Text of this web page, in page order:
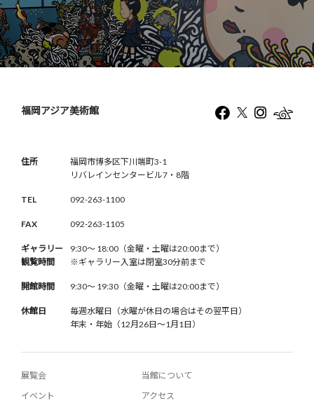
福岡アジア美術館
住所
福岡市博多区下川端町3-1
リバレインセンタービル7・8階
TEL 092-263-1100
FAX 092-263-1105
ギャラリー
観覧時間
9:30〜 18:00（金曜・土曜は20:00まで）
※ギャラリー入室は閉室30分前まで
開館時間 9:30〜 19:30（金曜・土曜は20:00まで）
休館日
毎週水曜日（水曜が休日の場合はその翌平日）
年末・年始（12月26日〜1月1日）
展覧会
イベント
当館について
アクセス